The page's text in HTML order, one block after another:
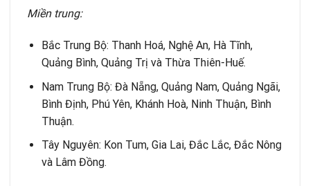
Miền trung:
Bắc Trung Bộ: Thanh Hoá, Nghệ An, Hà Tĩnh,
Quảng Bình, Quảng Trị và Thừa Thiên-Huế.
Nam Trung Bộ: Đà Nẵng, Quảng Nam, Quảng Ngãi,
Bình Định, Phú Yên, Khánh Hoà, Ninh Thuận, Bình
Thuận.
Tây Nguyên: Kon Tum, Gia Lai, Đắc Lắc, Đắc Nông
và Lâm Đồng.